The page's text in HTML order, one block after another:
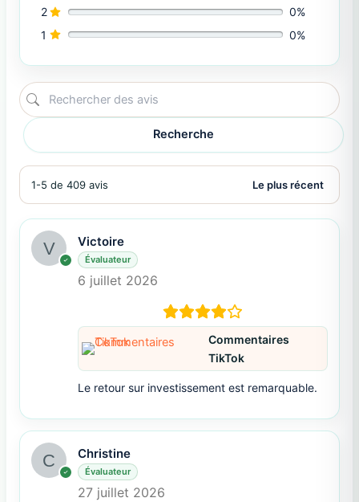
2
0%
1
0%
Recherche
1-5 de 409 avis
Victoire
Évaluateur
6 juillet 2026
Commentaires
TikTok
Le retour sur investissement est remarquable.
Christine
Évaluateur
27 juillet 2026